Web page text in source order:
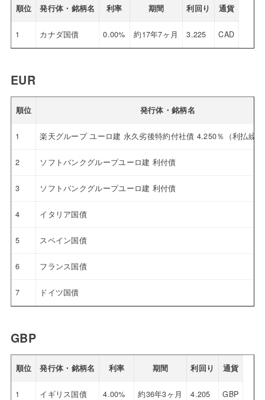
順位 発行体・銘柄名 利率 期間 利回り 通貨
1 カナダ国債 0.00% 約17年7ヶ月 3.225 CAD
EUR
順位 発行体・銘柄名
1 楽天グループ ユーロ建 永久劣後特約付社債 4.250％（利払繰
2 ソフトバンクグループユーロ建 利付債
3 ソフトバンクグループユーロ建 利付債
4 イタリア国債
5 スペイン国債
6 フランス国債
7 ドイツ国債
GBP
順位 発行体・銘柄名 利率 期間 利回り 通貨
1 イギリス国債 4.00% 約36年3ヶ月 4.205 GBP